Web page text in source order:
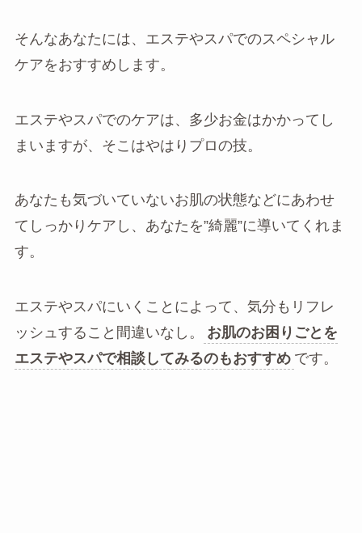
そんなあなたには、エステやスパでのスペシャル
ケアをおすすめします。
エステやスパでのケアは、多少お金はかかってし
まいますが、そこはやはりプロの技。
あなたも気づいていないお肌の状態などにあわせ
てしっかりケアし、あなたを”綺麗”に導いてくれま
す。
エステやスパにいくことによって、気分もリフレ
ッシュすること間違いなし。
お肌のお困りごとを
エステやスパで相談してみるのもおすすめ です。